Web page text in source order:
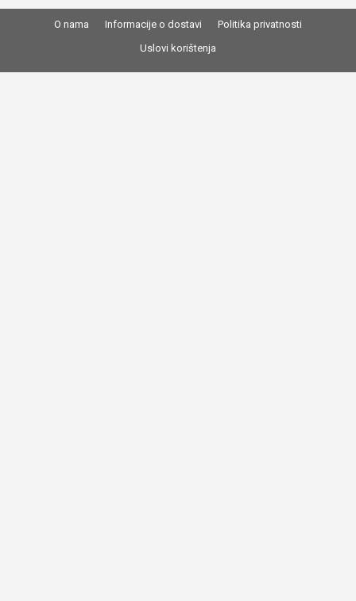
O nama Informacije o dostavi
Politika privatnosti
Uslovi korištenja